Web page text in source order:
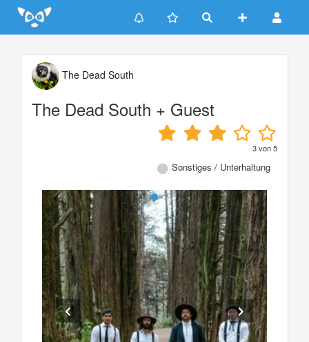
Update cookies preferences
The Dead South
The Dead South + Guest
3von5
Sonstiges / Unterhaltung